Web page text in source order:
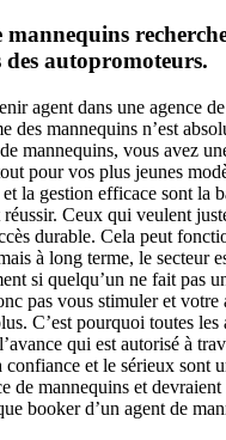
mannequins
des autopromoteurs.
agent dans une agence
des mannequins n’est
mannequins, vous avez
pour vos plus jeunes
la gestion efficace sont la
Ceux qui veulent
durable. Cela peut
à long terme, le secteur
si quelqu’un ne fait pas
pas vous stimuler et votre
C’est pourquoi toutes les
qui est autorisé à
confiance et le sérieux sont
de mannequins et devraient
booker d’un agent de